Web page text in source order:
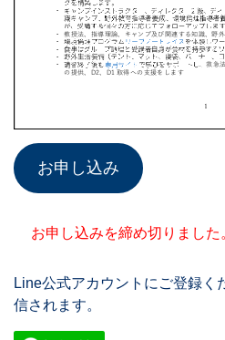
お申し込み
お申し込みを締め切りました
Line公式アカウントにご登録く
信されます。